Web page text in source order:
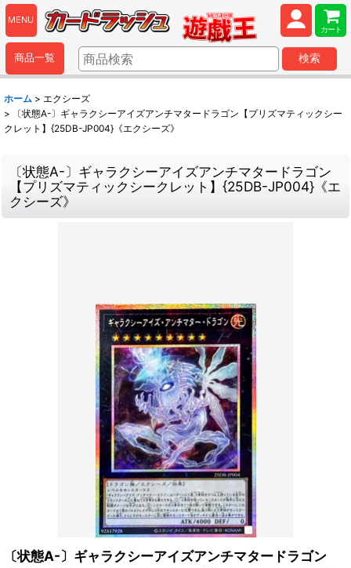
MENU
カート
商品一覧 検索
ホーム > エクシーズ
>
〔状態A-〕ギャラクシーアイズアンチマタードラゴン【プリズマティックシー
クレット】{25DB-JP004}《エクシーズ》
〔状態A-〕ギャラクシーアイズアンチマタードラゴン
【プリズマティックシークレット】{25DB-JP004}《エ
クシーズ》
〔状態A-〕ギャラクシーアイズアンチマタードラゴン